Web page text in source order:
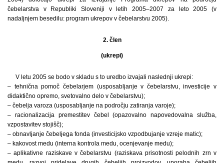
čebelarstva v Republiki Sloveniji v letih 2005–2007 za leto 2005 (v
nadaljnjem besedilu: program ukrepov v čebelarstvu 2005).
2. člen
(ukrepi)
V letu 2005 se bodo v skladu s to uredbo izvajali naslednji ukrepi:
– tehnična pomoč čebelarjem (usposabljanje v čebelarstvu, investicije v
didaktično opremo, svetovalno delo v čebelarstvu);
– čebelja varoza (usposabljanje na področju zatiranja varoje);
– racionalizacija premestitev čebel (opazovalno napovedovalna služba,
vzpostavitev stojišč);
– obnavljanje čebeljega fonda (investicijsko vzpodbujanje vzreje matic);
– kakovost medu (interna kontrola medu, ocenjevanje medu);
– aplikativne raziskave v čebelarstvu (raziskava prisotnosti pelodnih zrn v